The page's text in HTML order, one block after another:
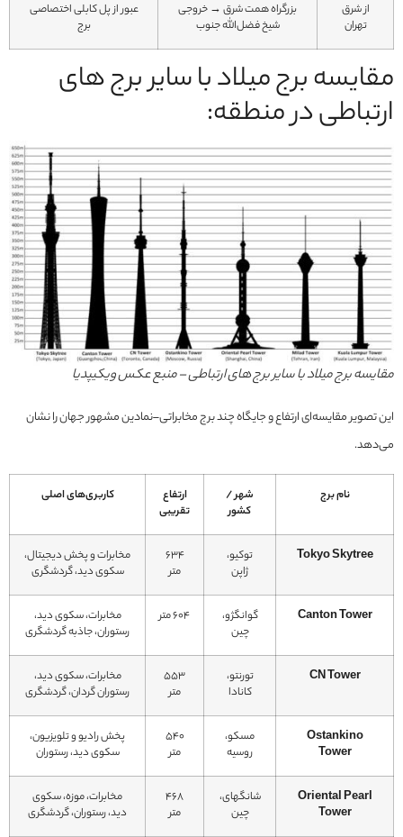
از شرق
تهران
بزرگراه همت شرق → خروجی
شیخ فضل‌الله جنوب
عبور از پل کابلی اختصاصی
برج
مقایسه برج میلاد با سایر برج های
ارتباطی در منطقه:
مقایسه برج میلاد با سایر برج های ارتباطی – منبع عکس ویکیپدیا
این تصویر مقایسه‌ای ارتفاع و جایگاه چند برج مخابراتی–نمادین مشهور جهان را نشان
می‌دهد.
نام برج
شهر /
کشور
ارتفاع
تقریبی
کاربری‌های اصلی
Tokyo Skytree
توکیو،
ژاپن
۶۳۴
متر
مخابرات و پخش دیجیتال،
سکوی دید، گردشگری
Canton Tower
گوانگژو،
چین
۶۰۴ متر
مخابرات، سکوی دید،
رستوران، جاذبه گردشگری
CN Tower
تورنتو،
کانادا
۵۵۳
متر
مخابرات، سکوی دید،
رستوران گردان، گردشگری
Ostankino
Tower
مسکو،
روسیه
۵۴۰
متر
پخش رادیو و تلویزیون،
سکوی دید، رستوران
Oriental Pearl
Tower
شانگهای،
چین
۴۶۸
متر
مخابرات، موزه، سکوی
دید، رستوران، گردشگری